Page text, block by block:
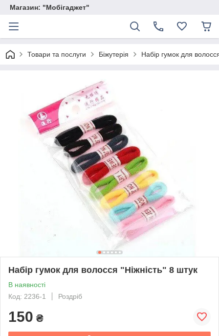
Магазин: "Мобігаджет"
Товари та послуги Біжутерія Набір гумок для
Набір гумок для волосся "Ніжність" 8 штук
В наявності
Код: 2236-1
Роздріб
150 ₴